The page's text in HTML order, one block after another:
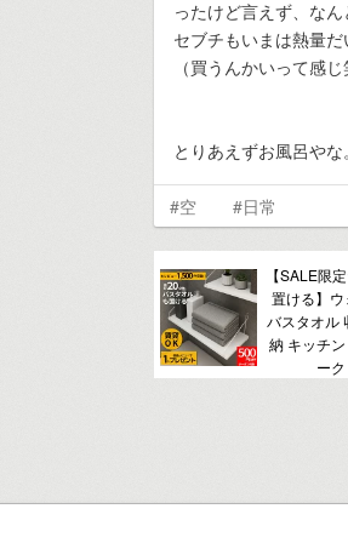
ったけど言えず、な
セブチもいまは熱量
（買うんかいって感じ
とりあえずお風呂や
#空 #日常
【SALE限
置ける】
バスタオル
納 キッチ
ー